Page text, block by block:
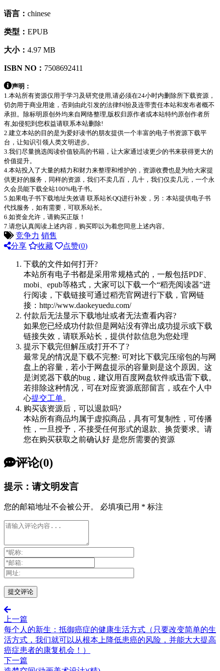
语言： chinese
类型： EPUB
大小： 4.97 MB
ISBN NO： 7508692411
声明：
1.本站所有资源仅用于学习及研究使用,请必须在24小时内删除所下载资源，
切勿用于商业用途，否则由此引发的法律纠纷及连带责任本站和发布者概不
承担。除标明原创外均来自网络整理,版权归原作者或本站特约原创作者所
有,如侵犯到您权益请联系本站删除!
2.建立本站的目的是为爱好读书的朋友提供一个丰富的电子书资源下载平
台，让知识引领人类文明进步。
3.我们尽量挑选阅读价值较高的书籍，让大家通过读更少的书来获得更大的
价值提升。
4.本站投入了大量的精力和财力来整理和维护的，资源收费也是为给大家提
供更好的服务，同样的资源，我们不卖几百，几十，我们仅卖几元，一个永
久会员能下载全站100%电子书。
5.如果电子书下载地址失效请 联系站长QQ进行补发，另：本站提供电子书
代找服务，如有需要，可联系站长。
6.如资金允许，请购买正版！
7.请您认真阅读上述内容，购买即以为着您同意上述内容。
竞争力 销售
分享
收藏 点赞(0)
下载的文件如何打开?
本站所有电子书都是采用常规格式的，一般包括PDF、
mobi、epub等格式，大家可以下载一个“稻壳阅读器”进
行阅读，下载链接可通过稻壳官网进行下载，官网链
接：http://www.daokeyuedu.com/
付款后无法显示下载地址或者无法查看内容?
如果您已经成功付款但是网站没有弹出成功提示或下载
链接失效，请联系站长，提供付款信息为您处理
提示下载完但解压或打开不了?
最常见的情况是下载不完整: 可对比下载完压缩包的与网
盘上的容量，若小于网盘提示的容量则是这个原因。这
是浏览器下载的bug，建议用百度网盘软件或迅雷下载。
若排除这种情况，可在对应资源底部留言，或在个人中
心提交工单。
购买该资源后，可以退款吗?
本站所有商品均属于虚拟商品，具有可复制性，可传播
性，一旦授予，不接受任何形式的退款、换货要求。请
您在购买获取之前确认好 是您所需要的资源
评论(0)
提示：请文明发言
您的邮箱地址不会被公开。 必填项已用 * 标注
上一篇
每个人的新生：抵御癌症的健康生活方式（只要改变简单的生
活方式，我们就可以从根本上降低患癌的风险，并能大大提高
癌症患者的康复机会！）
下一篇